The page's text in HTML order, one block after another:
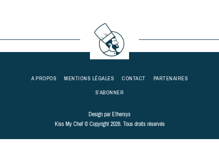
A PROPOS MENTIONS LÉGALES CONTACT
PARTENAIRES
S’ABONNER
Design parEthersys
Kiss My Chef © Copyright 2026. Tous droits réservés